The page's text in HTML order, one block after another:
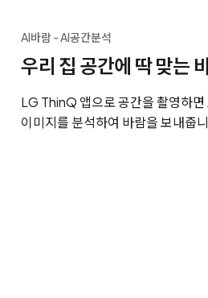
AI바람 - AI공간분석
우리 집 공간에 딱 맞는
LG ThinQ 앱으로 공간을 촬영하면
이미지를 분석하여 바람을 보내줍